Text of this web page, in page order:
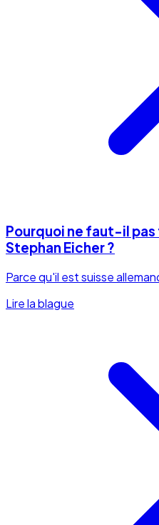
Pourquoi ne faut-il
Stephan Eicher ?
Parce qu'il est suisse
Lire la blague